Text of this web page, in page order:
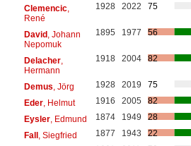
Clemencic,
René
1928 2022 75
David, Johann
Nepomuk
1895 1977 56
Delacher,
Hermann
1918 2004 82
Demus , Jörg 1928 2019
75
Eder, Helmut 1916 2005
82
Eysler, Edmund 1874 1949
28
Fall, Siegfried 1877 1943
22